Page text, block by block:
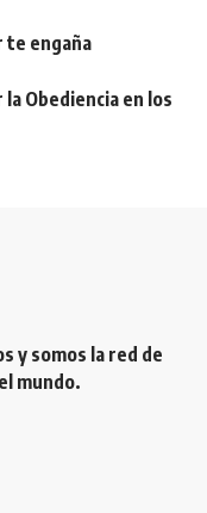
te engaña
Obediencia en los
y somos la red de
mundo.